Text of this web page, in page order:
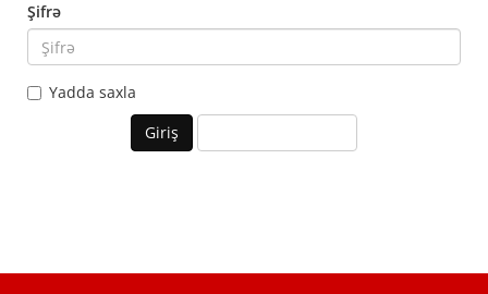
Şifrə
Yadda saxla